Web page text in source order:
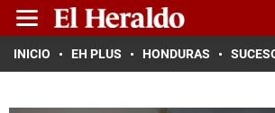
INICIO EH PLUS HONDURAS